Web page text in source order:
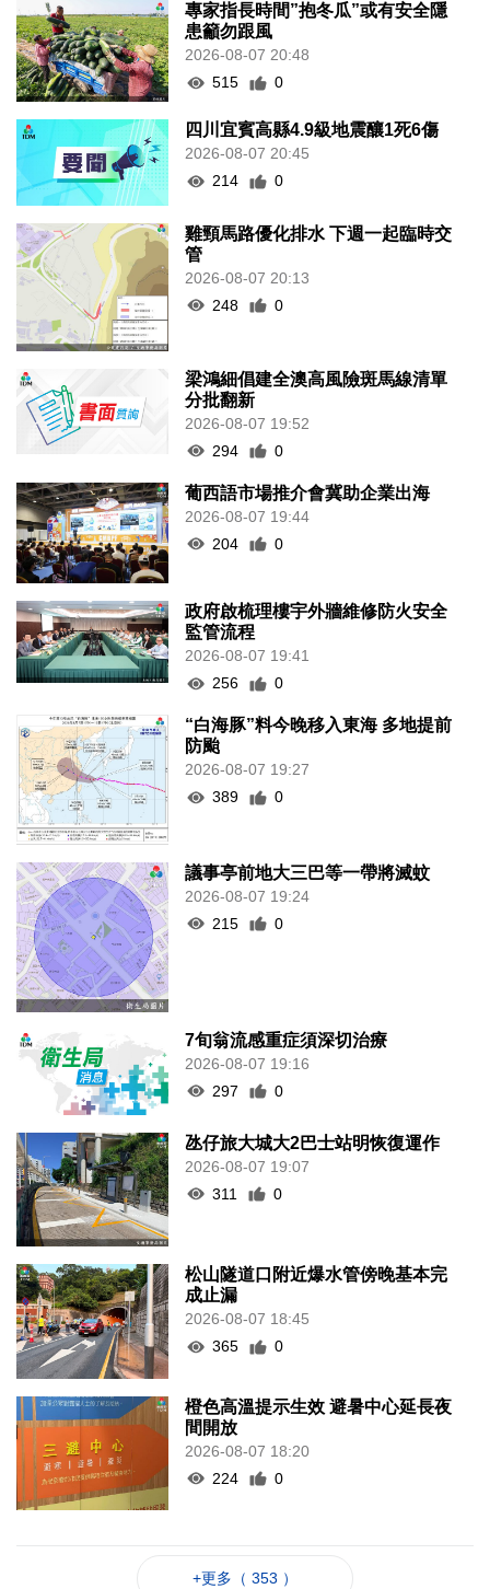
專家指長時間”抱冬瓜”或有安全隱
患籲勿跟風
2026-08-07 20:48
515
0
四川宜賓高縣4.9級地震釀1死6傷
2026-08-07 20:45
214
0
雞頸馬路優化排水 下週一起臨時交
管
2026-08-07 20:13
248
0
梁鴻細倡建全澳高風險斑馬線清單
分批翻新
2026-08-07 19:52
294
0
葡西語市場推介會冀助企業出海
2026-08-07 19:44
204
0
政府啟梳理樓宇外牆維修防火安全
監管流程
2026-08-07 19:41
256
0
“白海豚”料今晚移入東海 多地提前
防颱
2026-08-07 19:27
389
0
議事亭前地大三巴等一帶將滅蚊
2026-08-07 19:24
215
0
7旬翁流感重症須深切治療
2026-08-07 19:16
297
0
氹仔旅大城大2巴士站明恢復運作
2026-08-07 19:07
311
0
松山隧道口附近爆水管傍晚基本完
成止漏
2026-08-07 18:45
365
0
橙色高溫提示生效 避暑中心延長夜
間開放
2026-08-07 18:20
224
0
+更多（ 353 ）